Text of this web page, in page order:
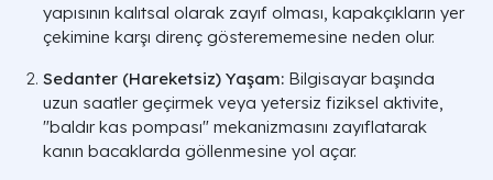
yapısının kalıtsal olarak zayıf olması, kapakçıkların yer
çekimine karşı direnç gösterememesine neden olur.
Sedanter (Hareketsiz) Yaşam: Bilgisayar başında
uzun saatler geçirmek veya yetersiz fiziksel aktivite,
"baldır kas pompası" mekanizmasını zayıflatarak
kanın bacaklarda göllenmesine yol açar.